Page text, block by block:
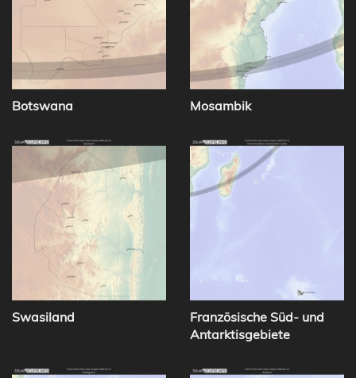
Botswana Mosambik
Swasiland
Französische Süd- und
Antarktisgebiete